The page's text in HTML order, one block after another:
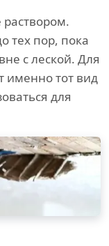
тех пор, пока
с леской. Для
именно тот вид
для